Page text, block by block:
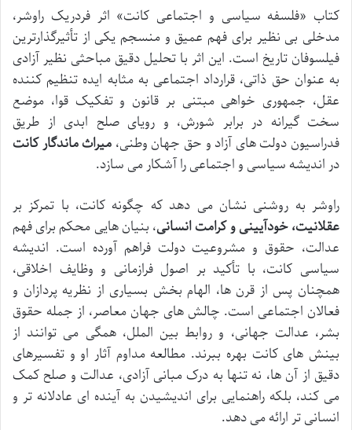
کتاب «فلسفه سیاسی و اجتماعی کانت» اثر فردریک راوشر،
مدخلی بی نظیر برای فهم عمیق و منسجم یکی از تأثیرگذارترین
فیلسوفان تاریخ است. این اثر با تحلیل دقیق مباحثی نظیر آزادی
به عنوان حق ذاتی، قرارداد اجتماعی به مثابه ایده تنظیم کننده
عقل، جمهوری خواهی مبتنی بر قانون و تفکیک قوا، موضع
سخت گیرانه در برابر شورش، و رویای صلح ابدی از طریق
فدراسیون دولت های آزاد و حق جهان وطنی، میراث ماندگار کانت
در اندیشه سیاسی و اجتماعی را آشکار می سازد.
راوشر به روشنی نشان می دهد که چگونه کانت، با تمرکز بر
عقلانیت، خودآیینی و کرامت انسانی، بنیان هایی محکم برای فهم
عدالت، حقوق و مشروعیت دولت فراهم آورده است. اندیشه
سیاسی کانت، با تأکید بر اصول فرازمانی و وظایف اخلاقی،
همچنان پس از قرن ها، الهام بخش بسیاری از نظریه پردازان و
فعالان اجتماعی است. چالش های جهان معاصر، از جمله حقوق
بشر، عدالت جهانی، و روابط بین الملل، همگی می توانند از
بینش های کانت بهره ببرند. مطالعه مداوم آثار او و تفسیرهای
دقیق از آن ها، نه تنها به درک مبانی آزادی، عدالت و صلح کمک
می کند، بلکه راهنمایی برای اندیشیدن به آینده ای عادلانه تر و
انسانی تر ارائه می دهد.